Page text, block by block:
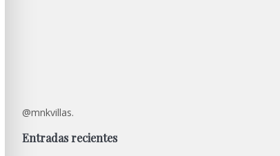
@mnkvillas.
Entradas recientes